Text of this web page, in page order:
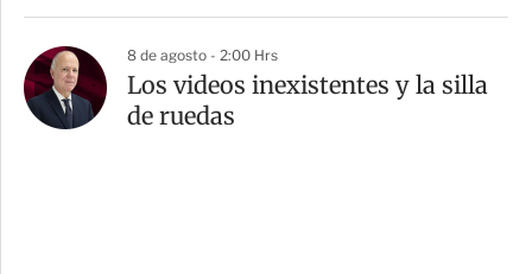
8 de agosto - 2:00 Hrs
Los videos inexistentes y la silla
de ruedas